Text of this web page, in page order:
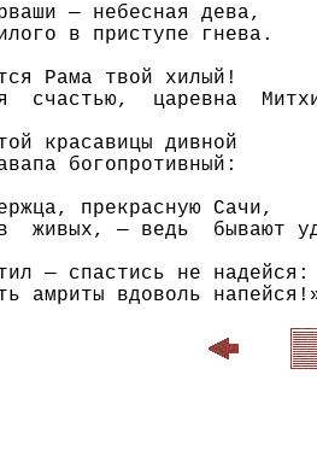
— небесная дева,
в приступе гнева.
Рама твой хилый!
счастью,  царевна
красавицы дивной
богопротивный:
прекрасную Сачи,
живых, — ведь  бывают
— спастись не надейся: